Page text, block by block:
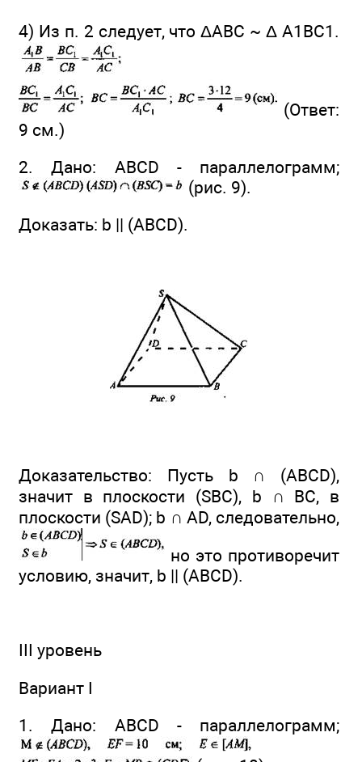
4) Из п. 2 следует, что ΔАВС ~ Δ А1ВС1.
(Ответ:
9 см.)
2. Дано: ABCD - параллелограмм;
(рис. 9).
Доказать: b || (ABCD).
Доказательство: Пусть b ∩ (ABCD),
значит в плоскости (SBC), b ∩ ВС, в
плоскости (SAD); b ∩ AD, следовательно,
но это противоречит
условию, значит, b || (ABCD).
III уровень
Вариант I
1. Дано: ABCD - параллелограмм;